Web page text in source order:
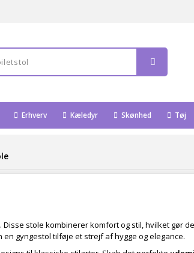
Erhverv Kæledyr Skønhed Tøj
Disse stole kombinerer komfort og stil, hvilket gør
gyngestol tilføje et strejf af hygge og elegance.